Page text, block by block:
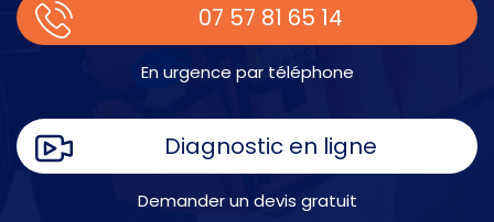
place.
07 57 81 65 14
En urgence par téléphone
Diagnostic en ligne
Demander un devis gratuit